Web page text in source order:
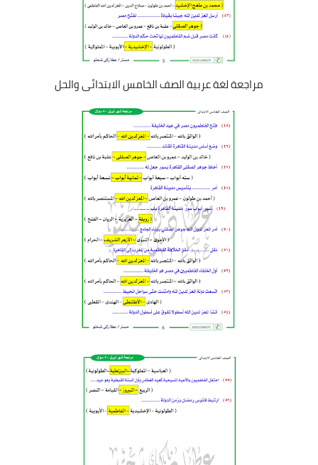
مراجعة لغة عربية الصف الخامس الابتدائى والحل